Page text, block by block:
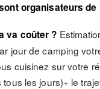
organisateurs de
va coûter ?
jour de camping
cuisinez sur votre
les jours)+ le